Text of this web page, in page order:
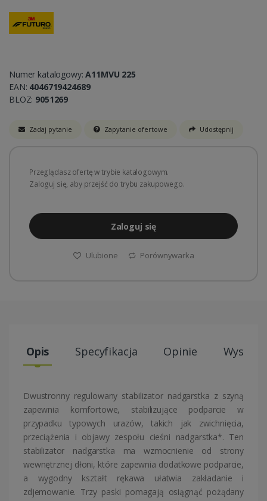
Numer katalogowy:A11MVU 225
EAN: 4046719424689
BLOZ: 9051269
Zadaj pytanie Zapytanie ofertowe Udostępnij
Przeglądasz ofertę w trybie katalogowym.
Zaloguj się, aby przejść do trybu zakupowego.
Zaloguj się
Ulubione Porównywarka
Opis Specyfikacja Opinie Wysyłki
Dwustronny regulowany stabilizator nadgarstka z szyną
zapewnia komfortowe, stabilizujące podparcie w
przypadku typowych urazów, takich jak zwichnięcia,
przeciążenia i objawy zespołu cieśni nadgarstka*. Ten
stabilizator nadgarstka ma wzmocnienie od strony
wewnętrznej dłoni, które zapewnia dodatkowe podparcie,
a wygodny kształt rękawa ułatwia zakładanie i
zdjemowanie. Trzy paski pomagają osiągnąć pożądany